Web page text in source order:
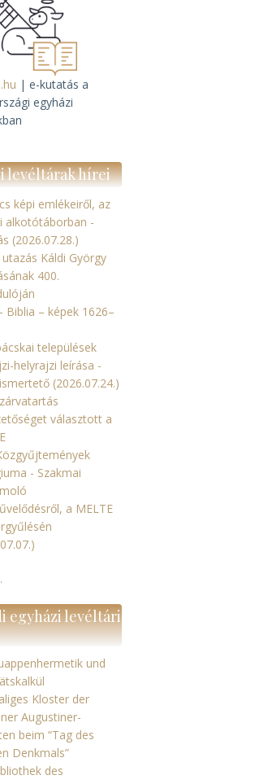
| e-kutatás a
egyházi
levéltárak hírei
képi emlékeiről, az
alkotótáborban -
(2026.07.28.)
Káldi György
400.
Biblia – képek 1626–
települések
helyrajzi leírása -
(2026.07.24.)
választott a
- Szakmai
a MELTE
egyházi levéltári
und
Kloster der
Augustiner-
beim “Tag des
Denkmals”
des